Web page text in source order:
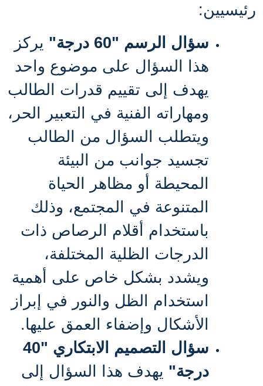
رئيسيين:
سؤال الرسم "60 درجة"
يركز
هذا السؤال على موضوع واحد
يهدف إلى تقييم قدرات الطالب
ومهاراته الفنية في التعبير الحر،
ويتطلب السؤال من الطالب
تجسيد جوانب من البيئة
المحيطة أو مظاهر الحياة
المتنوعة في المجتمع، وذلك
باستخدام أقلام الرصاص ذات
الدرجات الظلية المختلفة،
ويشدد بشكل خاص على أهمية
استخدام الظل والنور في إبراز
الأشكال وإضفاء العمق عليها.
سؤال التصميم الابتكاري "40
درجة" يهدف هذا السؤال إلى